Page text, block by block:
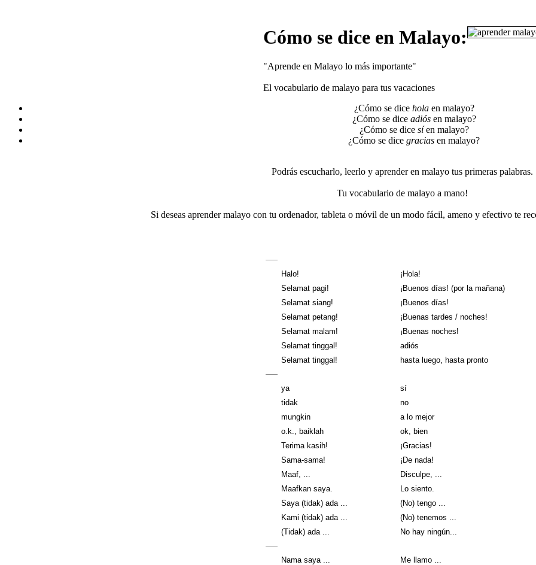
Cómo se dice en Malayo:
"Aprende en Malayo lo más importante"
El vocabulario de malayo para tus vacaciones
¿Cómo se dice holaen malayo?
¿Cómo se dice adiósen malayo?
¿Cómo se dice síen malayo?
¿Cómo se dice gracias en malayo?
Podrás escucharlo, leerlo y aprender en malayo tus primeras palabras.
Tu vocabulario de malayo a mano!
Si deseas aprender malayo con tu ordenador, tableta o móvil de un modo fácil, ameno y efectivo te
Halo!
¡Hola!
Selamat pagi!
¡Buenos días! (por la mañana)
Selamat siang!
¡Buenos días!
Selamat petang!
¡Buenas tardes / noches!
Selamat malam!
¡Buenas noches!
Selamat tinggal!
adiós
Selamat tinggal!
hasta luego, hasta pronto
ya
sí
tidak
no
mungkin
a lo mejor
o.k., baiklah
ok, bien
Terima kasih!
¡Gracias!
Sama-sama!
¡De nada!
Maaf, ...
Disculpe, ...
Maafkan saya.
Lo siento.
Saya (tidak) ada ...
(No) tengo ...
Kami (tidak) ada ...
(No) tenemos ...
(Tidak) ada ...
No hay ningún...
Nama saya ...
Me llamo ...